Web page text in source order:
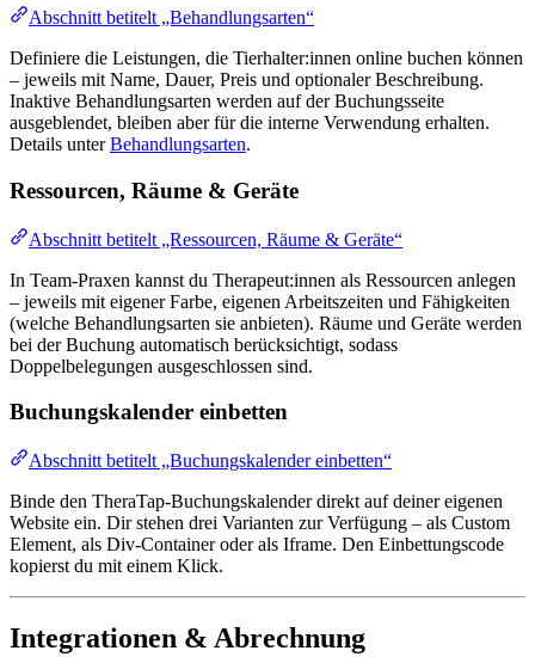
Abschnitt betitelt „Behandlungsarten“
Definiere die Leistungen, die Tierhalter:innen online buchen können
– jeweils mit Name, Dauer, Preis und optionaler Beschreibung.
Inaktive Behandlungsarten werden auf der Buchungsseite
ausgeblendet, bleiben aber für die interne Verwendung erhalten.
Details unterBehandlungsarten.
Ressourcen, Räume & Geräte
Abschnitt betitelt „Ressourcen, Räume & Geräte“
In Team-Praxen kannst du Therapeut:innen als Ressourcen anlegen
– jeweils mit eigener Farbe, eigenen Arbeitszeiten und Fähigkeiten
(welche Behandlungsarten sie anbieten). Räume und Geräte werden
bei der Buchung automatisch berücksichtigt, sodass
Doppelbelegungen ausgeschlossen sind.
Buchungskalender einbetten
Abschnitt betitelt „Buchungskalender einbetten“
Binde den TheraTap-Buchungskalender direkt auf deiner eigenen
Website ein. Dir stehen drei Varianten zur Verfügung – als Custom
Element, als Div-Container oder als Iframe. Den Einbettungscode
kopierst du mit einem Klick.
Integrationen & Abrechnung